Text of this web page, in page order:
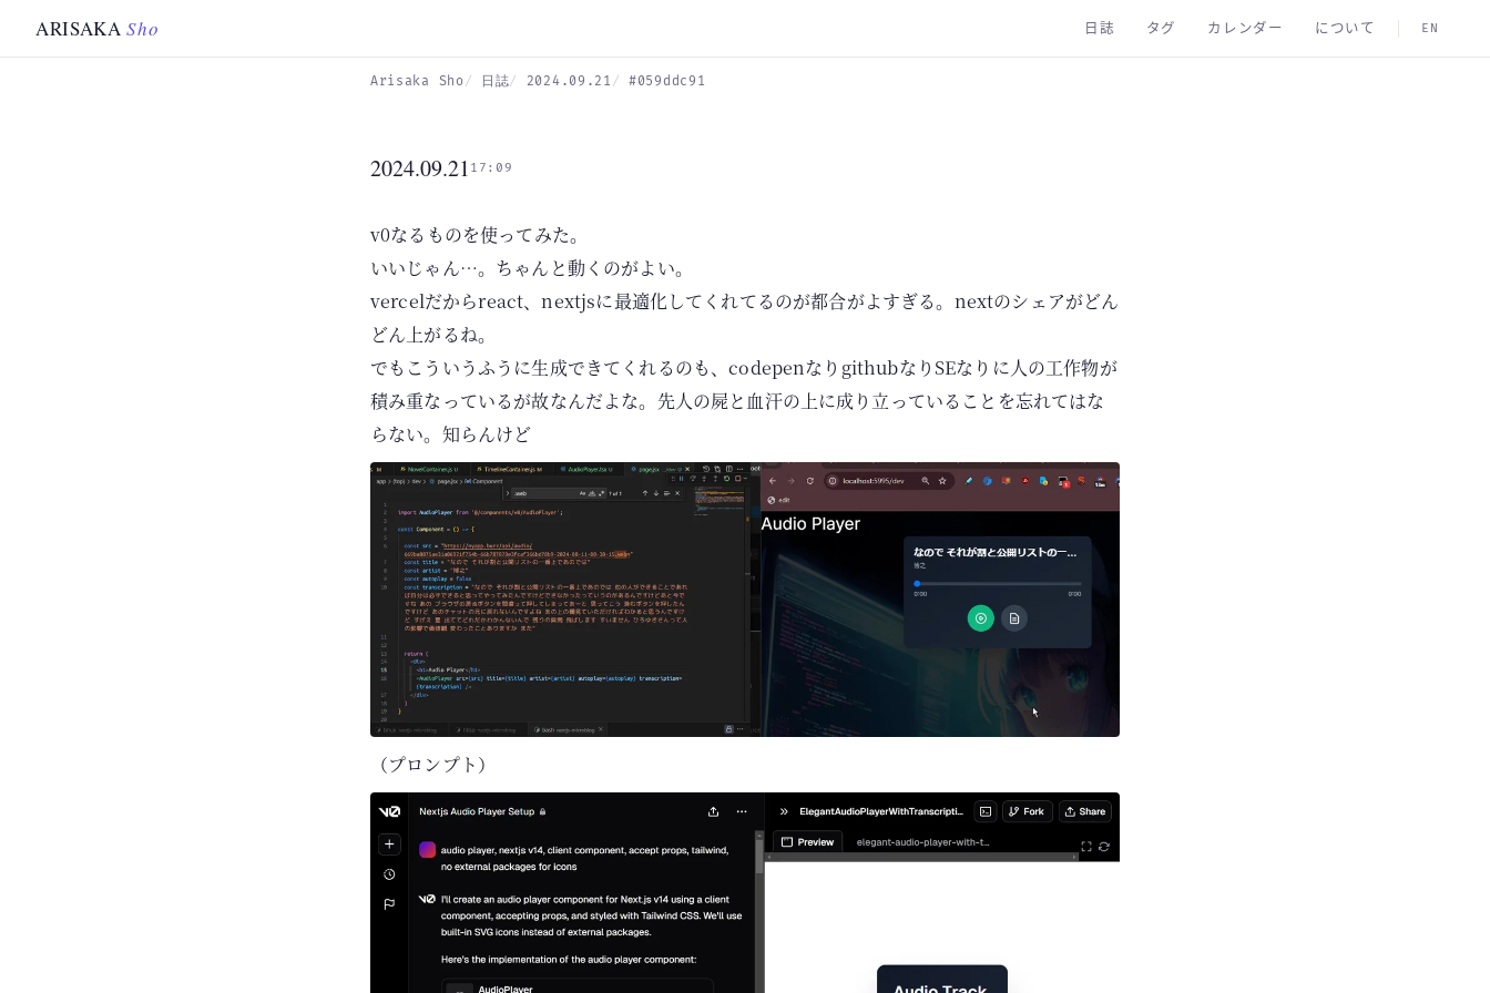
ARISAKASho 日誌 タグ カレンダー について EN
Arisaka Sho 日誌 2024.09.21 #059ddc91
2024.09.21 17:09
v0なるものを使ってみた。
いいじゃん…。ちゃんと動くのがよい。
vercelだからreact、nextjsに最適化してくれてるのが都合がよすぎる。nextのシェアがどん
どん上がるね。
でもこういうふうに生成できてくれるのも、codepenなりgithubなりSEなりに人の工作物が
積み重なっているが故なんだよな。先人の屍と血汗の上に成り立っていることを忘れてはな
らない。知らんけど
（プロンプト）